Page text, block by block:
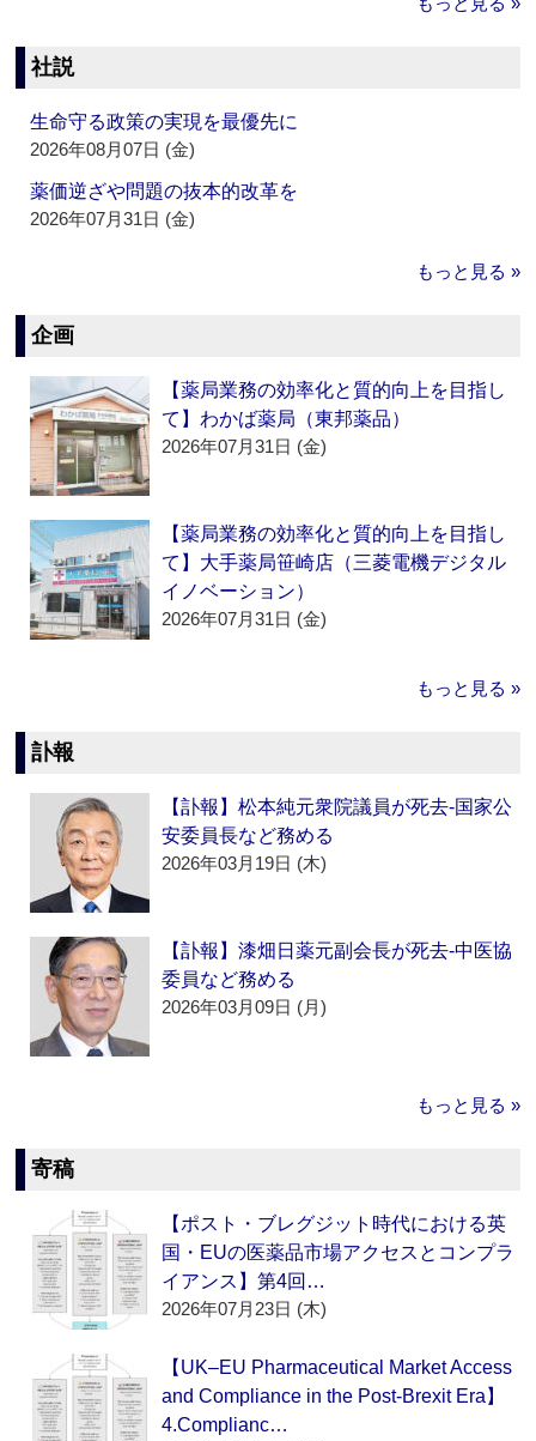
社説
生命守る政策の実現を最優先に
2026年08月07日 (金)
薬価逆ざや問題の抜本的改革を
2026年07月31日 (金)
もっと見る »
企画
【薬局業務の効率化と質的向上を目指し
て】わかば薬局（東邦薬品）
2026年07月31日 (金)
【薬局業務の効率化と質的向上を目指し
て】大手薬局笹崎店（三菱電機デジタル
イノベーション）
2026年07月31日 (金)
もっと見る »
訃報
【訃報】松本純元衆院議員が死去‐国家公
安委員長など務める
2026年03月19日 (木)
【訃報】漆畑日薬元副会長が死去‐中医協
委員など務める
2026年03月09日 (月)
もっと見る »
寄稿
【ポスト・ブレグジット時代における英
国・EUの医薬品市場アクセスとコンプラ
イアンス】第4回…
2026年07月23日 (木)
【UK–EU Pharmaceutical Market Access
and Compliance in the Post-Brexit Era】
4.Complianc…